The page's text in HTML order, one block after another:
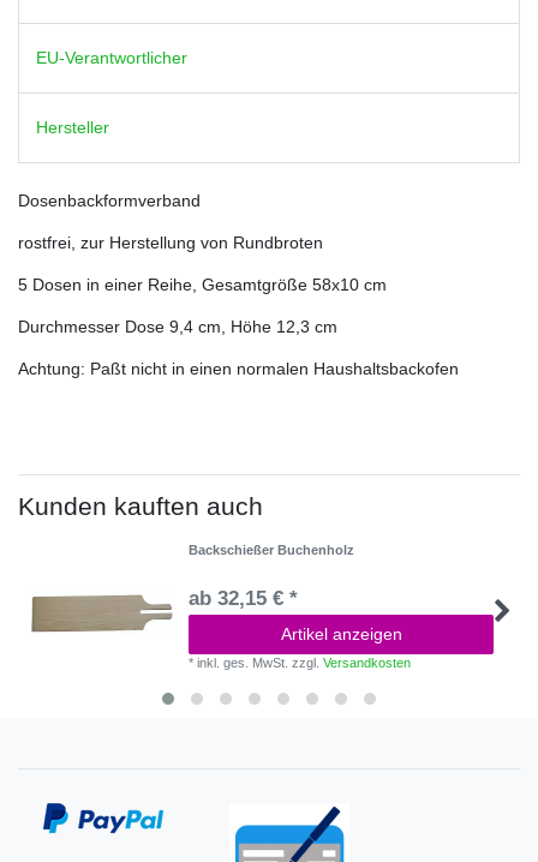
EU-Verantwortlicher
Hersteller
Dosenbackformverband
rostfrei, zur Herstellung von Rundbroten
5 Dosen in einer Reihe, Gesamtgröße 58x10 cm
Durchmesser Dose 9,4 cm, Höhe 12,3 cm
Achtung: Paßt nicht in einen normalen Haushaltsbackofen
Kunden kauften auch
Backschießer Buchenholz
ab 32,15 € *
Artikel anzeigen
*inkl. ges. MwSt. zzgl.Versandkosten